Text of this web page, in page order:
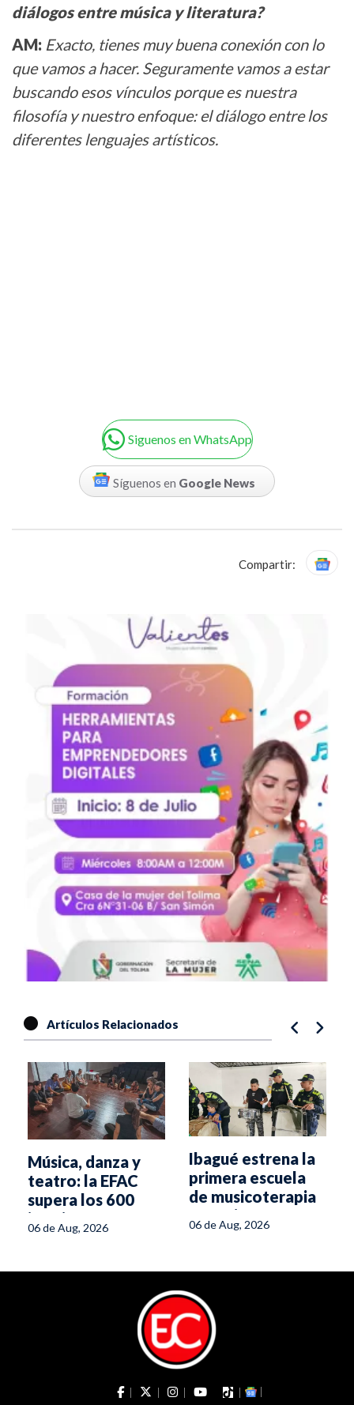
diálogos entre música y literatura?
AM: Exacto, tienes muy buena conexión con lo
que vamos a hacer. Seguramente vamos a estar
buscando esos vínculos porque es nuestra
filosofía y nuestro enfoque: el diálogo entre los
diferentes lenguajes artísticos.
Siguenos en WhatsApp
Síguenos en Google News
Compartir:
Artículos Relacionados
Música, danza y
teatro: la EFAC
supera los 600
inscritos
06 de Aug, 2026
Ibagué estrena la
primera escuela
de musicoterapia
para niños con
discapacidad
06 de Aug, 2026